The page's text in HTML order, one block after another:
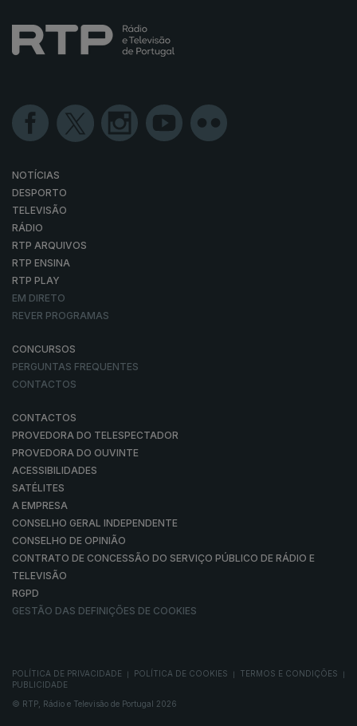
NOTÍCIAS
DESPORTO
TELEVISÃO
RÁDIO
RTP ARQUIVOS
RTP ENSINA
RTP PLAY
EM DIRETO
REVER PROGRAMAS
CONCURSOS
PERGUNTAS FREQUENTES
CONTACTOS
CONTACTOS
PROVEDORA DO TELESPECTADOR
PROVEDORA DO OUVINTE
ACESSIBILIDADES
SATÉLITES
A EMPRESA
CONSELHO GERAL INDEPENDENTE
CONSELHO DE OPINIÃO
CONTRATO DE CONCESSÃO DO SERVIÇO PÚBLICO DE RÁDIO E
TELEVISÃO
RGPD
GESTÃO DAS DEFINIÇÕES DE COOKIES
POLÍTICA DE PRIVACIDADE POLÍTICA DE COOKIES TERMOS E CONDIÇÕES
PUBLICIDADE
© RTP, Rádio e Televisão de Portugal 2026